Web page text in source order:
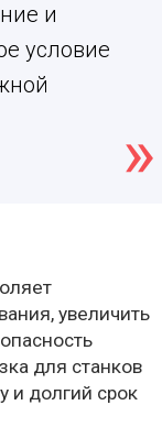
и
условие
увеличить
для станков
и долгий срок